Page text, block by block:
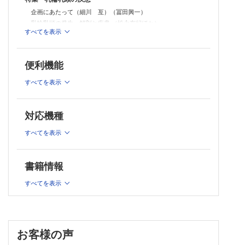
企画にあたって（細川 亙）（冨田興一）
乳輪乳頭の発生，解剖と疾患 （松永有紀ほか）
授乳期の乳輪乳頭の疾患―助産師の視点から― （松原まな
か）
扁平乳頭修正における風車状皮弁利用の工夫 （酒井成身ほ
陥没乳頭の手術療法―酒井法― （酒井成身ほか）
コラム：編集委員長コラム［第45回］ （細川 亙）
か）
連載：だれでもわかる手の外科の基本―アンチ丸暗記・虎
の巻―
すべてを表示
便利機能
すべてを表示
対応機種
すべてを表示
書籍情報
すべてを表示
お客様の声